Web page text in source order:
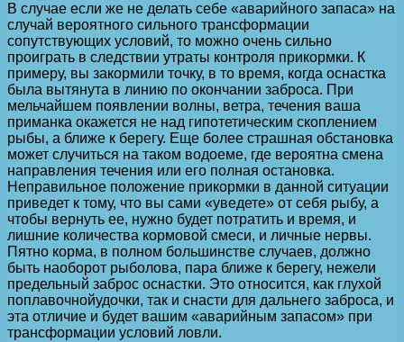
В случае если же не делать себе «аварийного запаса» на
случай вероятного сильного трансформации
сопутствующих условий, то можно очень сильно
проиграть в следствии утраты контроля прикормки. К
примеру, вы закормили точку, в то время, когда оснастка
была вытянута в линию по окончании заброса. При
мельчайшем появлении волны, ветра, течения ваша
приманка окажется не над гипотетическим скоплением
рыбы, а ближе к берегу. Еще более страшная обстановка
может случиться на таком водоеме, где вероятна смена
направления течения или его полная остановка.
Неправильное положение прикормки в данной ситуации
приведет к тому, что вы сами «уведете» от себя рыбу, а
чтобы вернуть ее, нужно будет потратить и время, и
лишние количества кормовой смеси, и личные нервы.
Пятно корма, в полном большинстве случаев, должно
быть наоборот рыболова, пара ближе к берегу, нежели
предельный заброс оснастки. Это относится, как глухой
поплавочнойудочки, так и снасти для дальнего заброса, и
эта отличие и будет вашим «аварийным запасом» при
трансформации условий ловли.